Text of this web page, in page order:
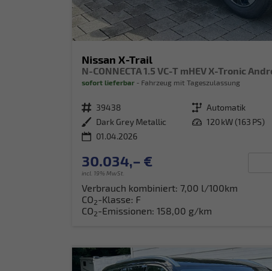
Nissan X-Trail
sofort lieferbar Fahrzeug mit Tageszulassung
Fahrzeugnr. 39438 Getriebe Automatik
Außenfarbe Dark Grey Metallic Leistung 120 kW (163 PS)
01.04.2026
30.034,– €
incl. 19% MwSt.
Verbrauch kombiniert: 7,00 l/100km
CO2-Klasse: F
CO2-Emissionen: 158,00 g/km